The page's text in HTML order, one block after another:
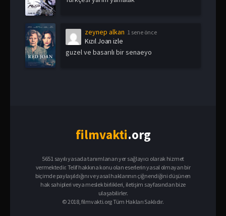
zeynep alkan 1 sene önce
Kızıl Joan izle
guzel ve basarılı bir senaeyo
filmvakti.org
5651 sayılı yasada tanımlanan yer sağlayıcı olarak hizmet
vermektedir. Telif hakkına konu olan eserlerin yasal olmayan bir
biçimde paylaşıldığını ve yasal haklarının çiğnendiğini düşünen
hak sahipleri veya meslek birlikleri, iletişim sayfasından bize
ulaşabilirler.
© 2018, filmvakti.org Tüm Hakları Saklıdır.